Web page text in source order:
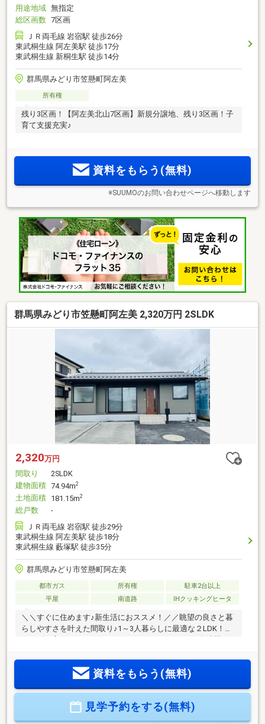
用途地域 無指定
総区画数 7区画
ＪＲ両毛線 岩宿駅 徒歩26分
東武桐生線 阿左美駅 徒歩17分
東武桐生線 新桐生駅 徒歩14分
群馬県みどり市笠懸町阿左美
所有権
残り3区画！【阿左美北山7区画】新規分譲地、残り3区画！子
育て支援充実♪
資料をもらう(無料)
※SUUMOのお問い合わせページへ移動します
群馬県みどり市笠懸町阿左美 2,320万円 2SLDK
2,320万円
間取り
2SLDK
建物面積 74.94m2
土地面積 181.15m2
総戸数
-
ＪＲ両毛線 岩宿駅 徒歩29分
東武桐生線 阿左美駅 徒歩18分
東武桐生線 藪塚駅 徒歩35分
群馬県みどり市笠懸町阿左美
都市ガス 所有権
駐車2台以上
平屋
南道路 IHクッキングヒータ
＼＼すぐに住めます♪新生活におススメ！／／眺望の良さと暮
らしやすさを叶えた間取り♪1～3人暮らしに最適な２LDK！！
井で面積以上の開放感♪●洗濯機も置ける充実のランドリール
ーム●キッチンはハイグレード仕様 カップボードや食洗器も
高校生年代まで医療費無償化など手厚い子育て支援制度◎阿
左美沼・岩宿遺跡など自然と調和した環境◎首都圏へもアク
資料をもらう(無料)
見学予約をする(無料)